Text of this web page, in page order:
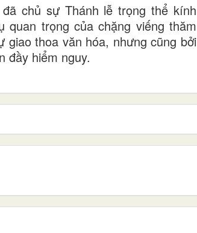
chủ sự Thánh lễ trọng thể kính
trọng của chặng viếng thăm
giao thoa văn hóa, nhưng cũng bởi
đầy hiểm nguy.